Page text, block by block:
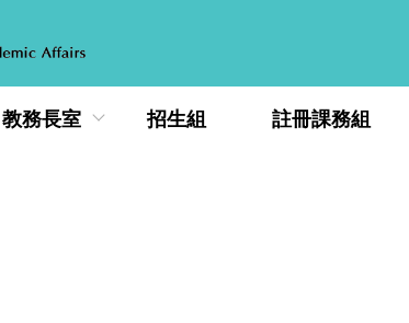
教務長室 招生組 註冊課務組